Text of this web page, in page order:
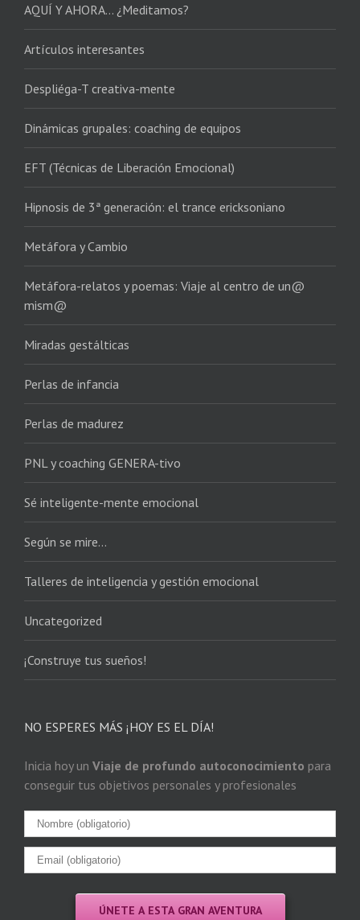
AQUÍ Y AHORA… ¿Meditamos?
Artículos interesantes
Despliéga-T creativa-mente
Dinámicas grupales: coaching de equipos
EFT (Técnicas de Liberación Emocional)
Hipnosis de 3ª generación: el trance ericksoniano
Metáfora y Cambio
Metáfora-relatos y poemas: Viaje al centro de un@
mism@
Miradas gestálticas
Perlas de infancia
Perlas de madurez
PNL y coaching GENERA-tivo
Sé inteligente-mente emocional
Según se mire…
Talleres de inteligencia y gestión emocional
Uncategorized
¡Construye tus sueños!
NO ESPERES MÁS ¡HOY ES EL DÍA!
Inicia hoy un Viaje de profundo autoconocimiento para
conseguir tus objetivos personales y profesionales